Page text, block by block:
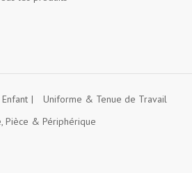
Uniforme & Tenue de Travail
Pièce & Périphérique